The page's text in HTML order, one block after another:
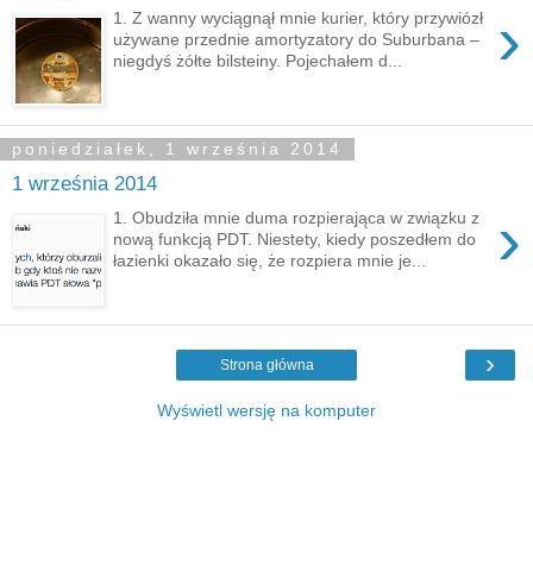
›
1. Z wanny wyciągnął mnie kurier, który przywiózł
używane przednie amortyzatory do Suburbana –
niegdyś żółte bilsteiny. Pojechałem d...
poniedziałek, 1 września 2014
1 września 2014
›
1. Obudziła mnie duma rozpierająca w związku z
nową funkcją PDT. Niestety, kiedy poszedłem do
łazienki okazało się, że rozpiera mnie je...
›
Strona główna
Wyświetl wersję na komputer